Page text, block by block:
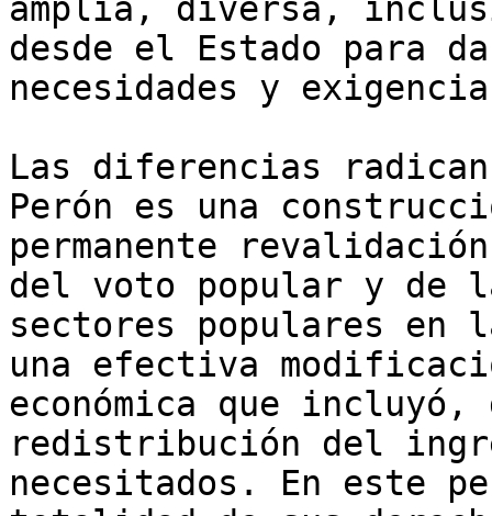
amplia, diversa,
desde el Estado para
necesidades y
Las diferencias
Perón es una
permanente
del voto popular y de
sectores populares en
una efectiva
económica que
redistribución del
necesitados. En este